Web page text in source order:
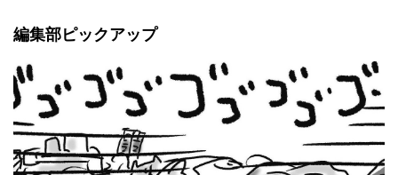
編集部ピックアップ